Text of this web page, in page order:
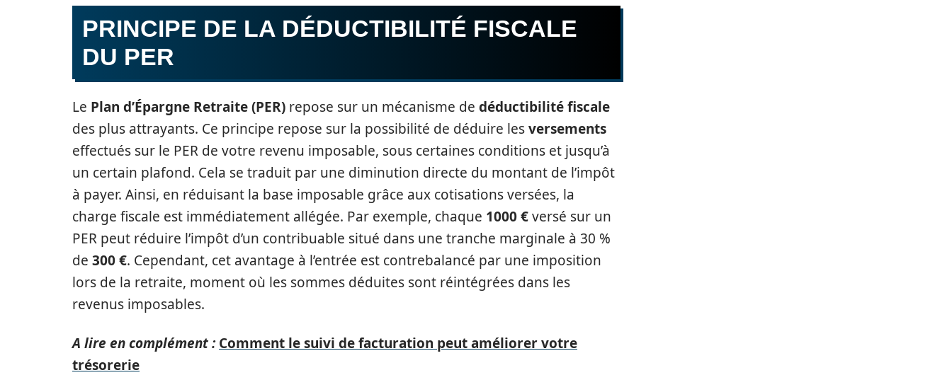
PRINCIPE DE LA DÉDUCTIBILITÉ FISCALE
DU PER
Le Plan d’Épargne Retraite (PER) repose sur un mécanisme de déductibilité fiscale
des plus attrayants. Ce principe repose sur la possibilité de déduire lesversements
effectués sur le PER de votre revenu imposable, sous certaines conditions et jusqu’à
un certain plafond. Cela se traduit par une diminution directe du montant de l’impôt
à payer. Ainsi, en réduisant la base imposable grâce aux cotisations versées, la
charge fiscale est immédiatement allégée. Par exemple, chaque 1000 €versé sur un
PER peut réduire l’impôt d’un contribuable situé dans une tranche marginale à 30 %
de 300 €. Cependant, cet avantage à l’entrée est contrebalancé par une imposition
lors de la retraite, moment où les sommes déduites sont réintégrées dans les
revenus imposables.
A lire en complément : Comment le suivi de facturation peut améliorer votre
trésorerie